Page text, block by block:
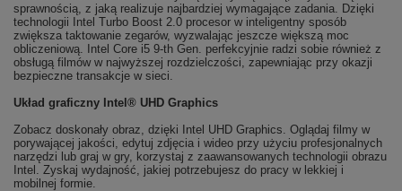
sprawnością, z jaką realizuje najbardziej wymagające zadania. Dzięki
technologii Intel Turbo Boost 2.0 procesor w inteligentny sposób
zwiększa taktowanie zegarów, wyzwalając jeszcze większą moc
obliczeniową. Intel Core i5 9-th Gen. perfekcyjnie radzi sobie również z
obsługą filmów w najwyższej rozdzielczości, zapewniając przy okazji
bezpieczne transakcje w sieci.
Układ graficzny Intel® UHD Graphics
Zobacz doskonały obraz, dzięki Intel UHD Graphics. Oglądaj filmy w
porywającej jakości, edytuj zdjęcia i wideo przy użyciu profesjonalnych
narzędzi lub graj w gry, korzystaj z zaawansowanych technologii obrazu
Intel. Zyskaj wydajność, jakiej potrzebujesz do pracy w lekkiej i
mobilnej formie.